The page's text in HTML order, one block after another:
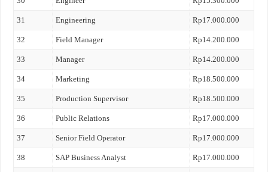
31 Engineering Rp17.000.000
32 Field Manager Rp14.200.000
33 Manager Rp14.200.000
34 Marketing Rp18.500.000
35 Production Supervisor Rp18.500.000
36 Public Relations Rp17.000.000
37 Senior Field Operator Rp17.000.000
38 SAP Business Analyst Rp17.000.000